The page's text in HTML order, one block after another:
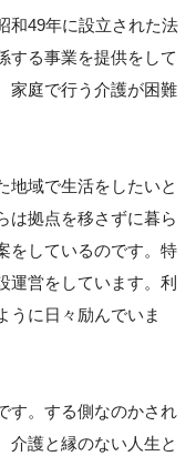
和49年に設立された法
する事業を提供をして
家庭で行う介護が困難
地域で生活をしたいと
は拠点を移さずに暮ら
をしているのです。特
運営をしています。利
うに日々励んでいま
す。する側なのかされ
介護と縁のない人生と